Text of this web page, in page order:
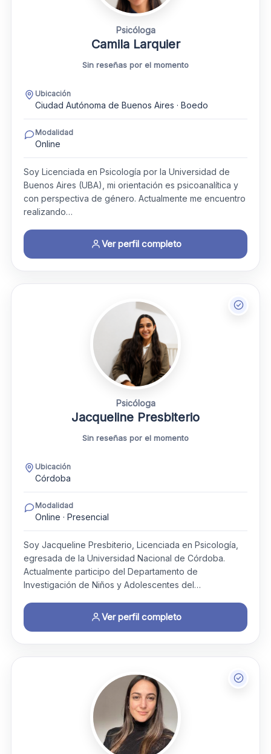
Psicóloga
Camila Larquier
Sin reseñas por el momento
Ubicación
Ciudad Autónoma de Buenos Aires · Boedo
Modalidad
Online
Soy Licenciada en Psicología por la Universidad de
Buenos Aires (UBA), mi orientación es psicoanalítica y
con perspectiva de género. Actualmente me encuentro
realizando…
Ver perfil completo
Psicóloga
Jacqueline Presbiterio
Sin reseñas por el momento
Ubicación
Córdoba
Modalidad
Online · Presencial
Soy Jacqueline Presbiterio, Licenciada en Psicología,
egresada de la Universidad Nacional de Córdoba.
Actualmente participo del Departamento de
Investigación de Niños y Adolescentes del…
Ver perfil completo